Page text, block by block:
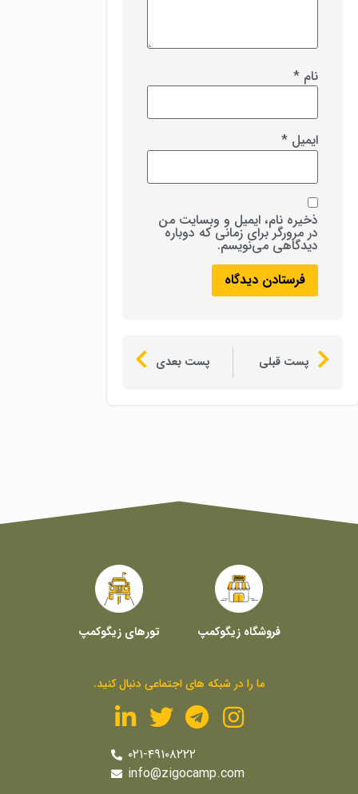
نام *
ایمیل *
ذخیره نام، ایمیل و وبسایت من
در مرورگر برای زمانی که دوباره
دیدگاهی می‌نویسم.
پست قبلی پست بعدی
فروشگاه زیگوکمپ تورهای زیگوکمپ
ما را در شبکه های اجتماعی دنبال کنید.
۰۲۱-۴۹۱۰۸۲۲۲
info@zigocamp.com